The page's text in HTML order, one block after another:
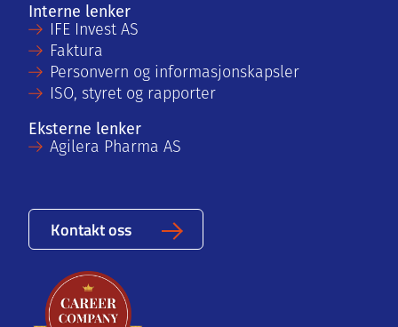
Interne lenker
IFE Invest AS
Faktura
Personvern og informasjonskapsler
ISO, styret og rapporter
Eksterne lenker
Agilera Pharma AS
Kontakt oss